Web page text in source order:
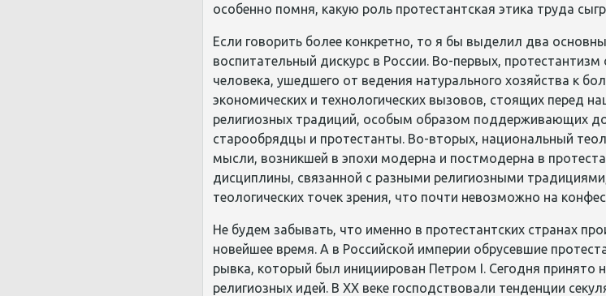
особенно помня, какую роль протестантская этика труда
Если говорить более конкретно, то я бы выделил два
воспитательный дискурс в России. Во-первых,
человека, ушедшего от ведения натурального хозяйства к
экономических и технологических вызовов, стоящих перед
религиозных традиций, особым образом поддерживающих
старообрядцы и протестанты. Во-вторых, национальный
мысли, возникшей в эпохи модерна и постмодерна в
дисциплины, связанной с разными религиозными
теологических точек зрения, что почти невозможно на
Не будем забывать, что именно в протестантских странах
новейшее время. А в Российской империи обрусевшие
рывка, который был инициирован Петром I. Сегодня принято
религиозных идей. В ХХ веке господствовали тенденции